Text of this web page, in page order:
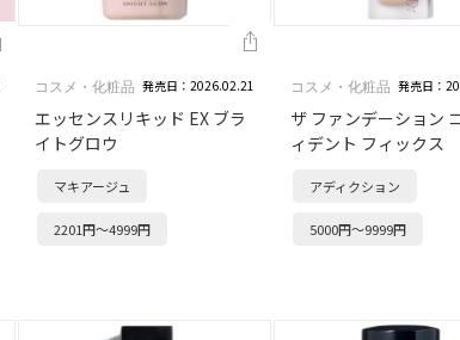
コスメ・化粧品 発売日：2026.02.21
エッセンスリキッド EX ブラ
イトグロウ
マキアージュ
2201円～4999円
コスメ・化粧品 発売日：
ザ ファンデーション
ィデント フィックス
アディクション
5000円～9999円